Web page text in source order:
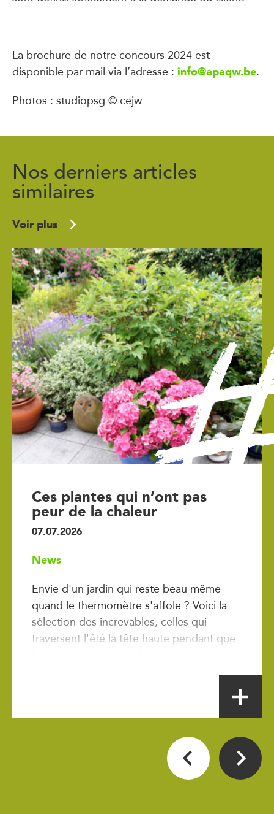
La brochure de notre concours 2024 est
disponible par mail via l’adresse : info@apaqw.be.
Photos : studiopsg © cejw
Nos derniers articles
similaires
Voir plus
Ces plantes qui n’ont pas
peur de la chaleur
07.07.2026
News
Envie d'un jardin qui reste beau même
quand le thermomètre s'affole ? Voici la
sélection des increvables, celles qui
traversent l'été la tête haute pendant que